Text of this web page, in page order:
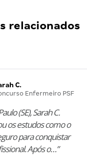
relacionados
C.
Enfermeiro PSF
(SE), Sarah C.
os estudos como o
para conquistar
Após o…”